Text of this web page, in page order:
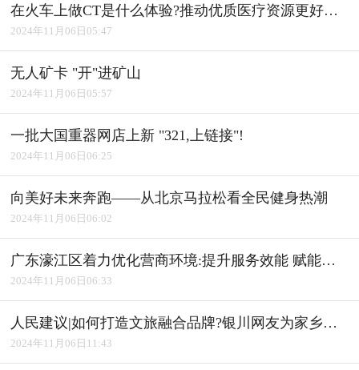
在火车上做CT是什么体验?推动优质医疗资源更好惠及基层
2024年11月06日05:47
无人矿卡 "开"进矿山
2024年11月06日05:57
一批大国重器网店上新 "321,上链接"!
2024年11月06日06:25
向美好未来奔跑――从北京马拉松看全民健身热潮
2024年11月06日06:02
广东濠江区着力优化营商环境:提升服务效能 赋能产业发展
2024年11月06日06:33
人民建议|如何打造文旅融合品牌?银川网友为家乡建言获积极回应
2024年11月06日11:43